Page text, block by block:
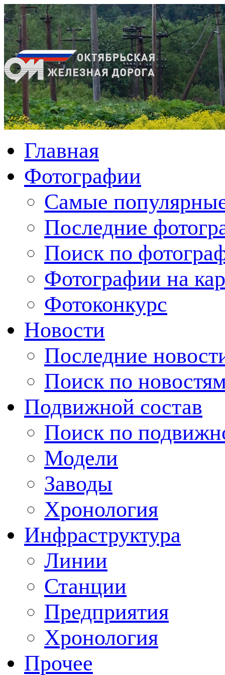
Главная
Фотографии
Cамые
Последние
Поиск по
Фотографии на
Фотоконкурс
Новости
Последние
Поиск по
Подвижной состав
Поиск по
Модели
Заводы
Хронология
Инфраструктура
Линии
Станции
Предприятия
Хронология
Прочее